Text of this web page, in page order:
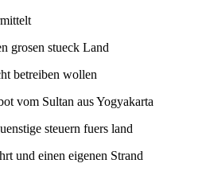
grosen stueck Land
betreiben wollen
vom Sultan aus Yogyakarta
steuern fuers land
und einen eigenen Strand